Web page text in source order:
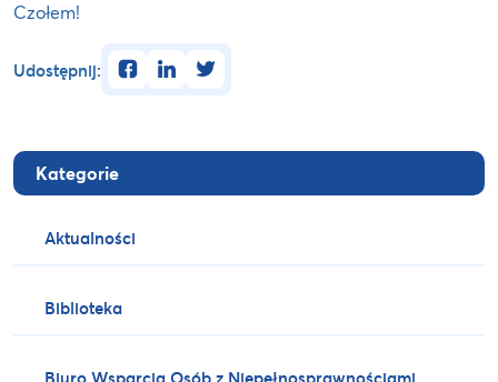
Kategorie
Aktualności
Biblioteka
Czołem!
Udostępnij: facebooklinkedintwitter